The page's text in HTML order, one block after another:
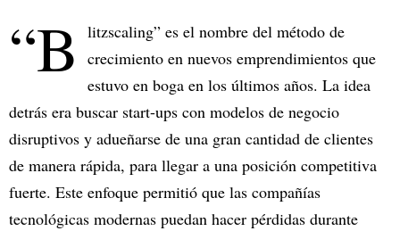
“B
litzscaling” es el nombre del método de
crecimiento en nuevos emprendimientos que
estuvo en boga en los últimos años. La idea
detrás era buscar start-ups con modelos de negocio
disruptivos y adueñarse de una gran cantidad de clientes
de manera rápida, para llegar a una posición competitiva
fuerte. Este enfoque permitió que las compañías
tecnológicas modernas puedan hacer pérdidas durante